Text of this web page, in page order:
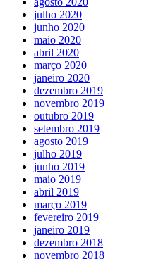
julho 2020
junho 2020
maio 2020
abril 2020
março 2020
janeiro 2020
dezembro 2019
novembro 2019
outubro 2019
setembro 2019
agosto 2019
julho 2019
junho 2019
maio 2019
abril 2019
março 2019
fevereiro 2019
janeiro 2019
dezembro 2018
novembro 2018